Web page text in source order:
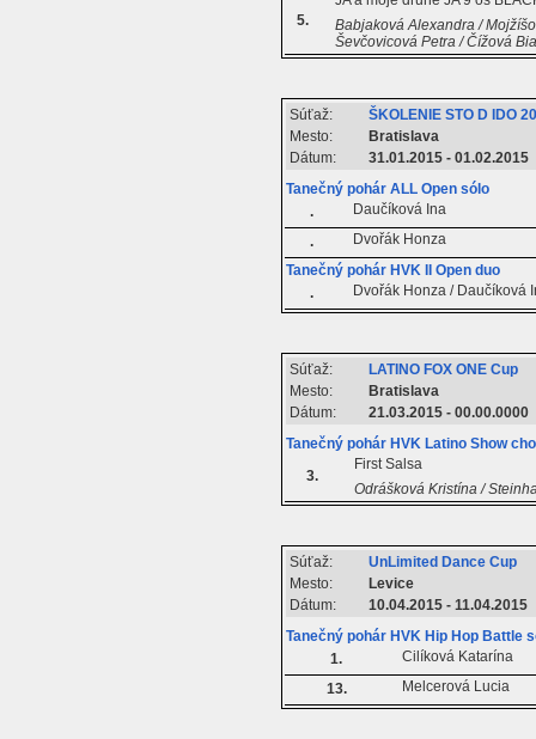
5.
Babjaková Alexandra /
Ševčovicová Petra / Čížová
Súťaž:
ŠKOLENIE STO D IDO
Mesto:
Bratislava
Dátum:
31.01.2015 - 01.02.2015
Tanečný pohár ALL Open sólo
.
Daučíková Ina
.
Dvořák Honza
Tanečný pohár HVK II Open duo
.
Dvořák Honza / Daučíková
Súťaž:
LATINO FOX ONE Cup
Mesto:
Bratislava
Dátum:
21.03.2015 - 00.00.0000
Tanečný pohár HVK Latino Show
3.
First Salsa
Odrášková Kristína /
Súťaž:
UnLimited Dance Cup
Mesto:
Levice
Dátum:
10.04.2015 - 11.04.2015
Tanečný pohár HVK Hip Hop Battle
1.
Cilíková Katarína
13.
Melcerová Lucia